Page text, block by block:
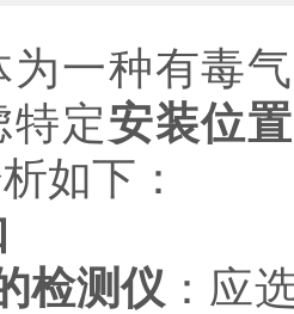
为一种有毒
特定安装位
如下：
检测仪 ：应